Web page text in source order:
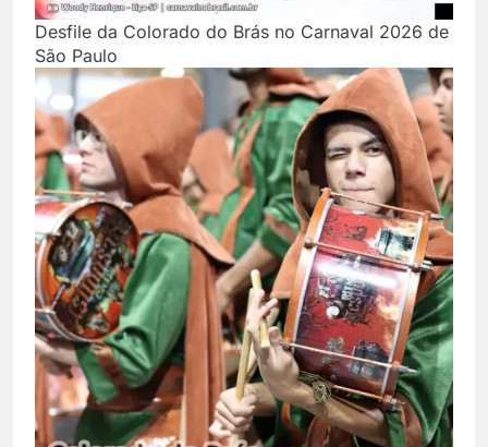
Desfile da Colorado do Brás no Carnaval 2026 de
São Paulo